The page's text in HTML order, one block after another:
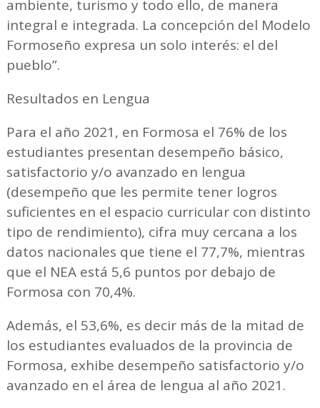
ambiente, turismo y todo ello, de manera
integral e integrada. La concepción del Modelo
Formoseño expresa un solo interés: el del
pueblo”.
Resultados en Lengua
Para el año 2021, en Formosa el 76% de los
estudiantes presentan desempeño básico,
satisfactorio y/o avanzado en lengua
(desempeño que les permite tener logros
suficientes en el espacio curricular con distinto
tipo de rendimiento), cifra muy cercana a los
datos nacionales que tiene el 77,7%, mientras
que el NEA está 5,6 puntos por debajo de
Formosa con 70,4%.
Además, el 53,6%, es decir más de la mitad de
los estudiantes evaluados de la provincia de
Formosa, exhibe desempeño satisfactorio y/o
avanzado en el área de lengua al año 2021.